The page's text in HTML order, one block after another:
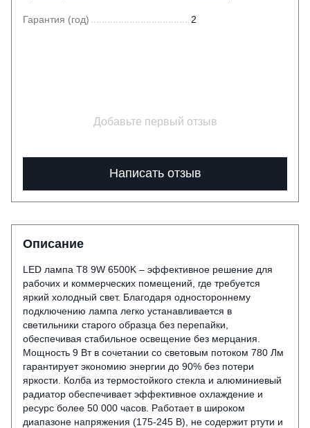
Гарантия (год) 2
Добавьте первый отзыв
Написать отзыв
Описание
LED лампа T8 9W 6500K – эффективное решение для
рабочих и коммерческих помещений, где требуется
яркий холодный свет. Благодаря одностороннему
подключению лампа легко устанавливается в
светильники старого образца без перепайки,
обеспечивая стабильное освещение без мерцания.
Мощность 9 Вт в сочетании со световым потоком 780 Лм
гарантирует экономию энергии до 90% без потери
яркости. Колба из термостойкого стекла и алюминиевый
радиатор обеспечивает эффективное охлаждение и
ресурс более 50 000 часов. Работает в широком
диапазоне напряжения (175-245 В), не содержит ртути и